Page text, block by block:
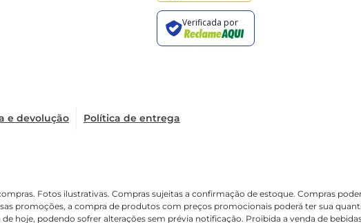
e devolução Política de entrega
Fotos ilustrativas. Compras sujeitas a confirmação de estoque. Compras
promoções, a compra de produtos com preços promocionais poderá ter sua
hoje, podendo sofrer alterações sem prévia notificação. Proibida a venda de